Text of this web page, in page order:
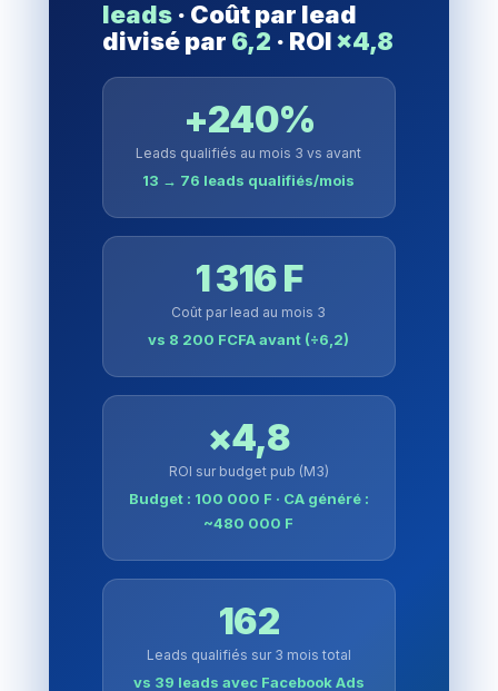
leads· Coût par lead
divisé par 6,2 · ROI×4,8
+240%
Leads qualifiés au mois 3 vs avant
13 → 76 leads qualifiés/mois
1 316 F
Coût par lead au mois 3
vs 8 200 FCFA avant (÷6,2)
×4,8
ROI sur budget pub (M3)
Budget : 100 000 F · CA généré :
~480 000 F
162
Leads qualifiés sur 3 mois total
vs 39 leads avec Facebook Ads